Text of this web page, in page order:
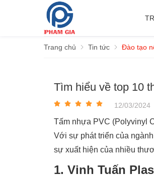
Trang chủ Tin tức Đào tạo
Tìm hiểu về top 10
12/03/2024
Tấm nhựa PVC (Polyvinyl
Với sự phát triển của
sự xuất hiện của nhiều
1. Vinh Tuấn